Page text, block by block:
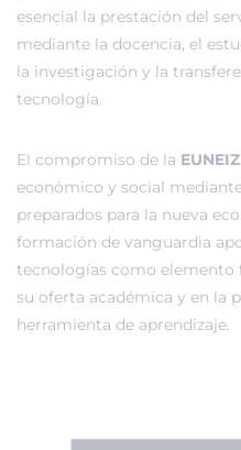
esencial la prestación del
mediante la docencia, el
la investigación y la
tecnología.
El compromiso de la EUNEIZ
económico y social
preparados para la nueva
formación de vanguardia
tecnologías como
su oferta académica y en la
herramienta de aprendizaje.